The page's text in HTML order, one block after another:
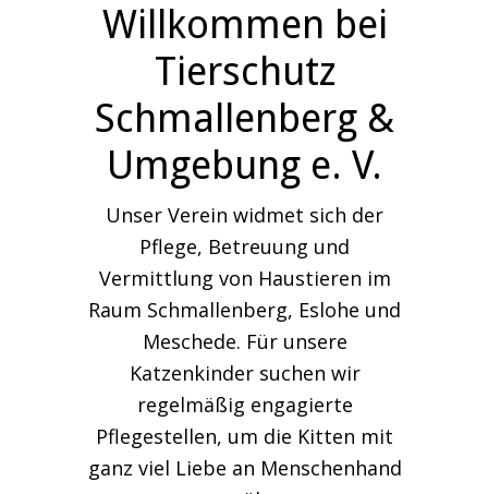
Willkommen bei
Tierschutz
Schmallenberg &
Umgebung e. V.
Unser Verein widmet sich der
Pflege, Betreuung und
Vermittlung von Haustieren im
Raum Schmallenberg, Eslohe und
Meschede. Für unsere
Katzenkinder suchen wir
regelmäßig engagierte
Pflegestellen, um die Kitten mit
ganz viel Liebe an Menschenhand